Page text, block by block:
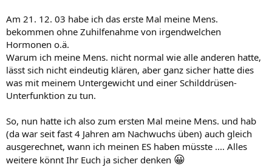
Am 21. 12. 03 habe ich das erste Mal meine Mens.
bekommen ohne Zuhilfenahme von irgendwelchen
Hormonen o.ä.
Warum ich meine Mens. nicht normal wie alle anderen hatte,
lässt sich nicht eindeutig klären, aber ganz sicher hatte dies
was mit meinem Untergewicht und einer Schilddrüsen-
Unterfunktion zu tun.
So, nun hatte ich also zum ersten Mal meine Mens. und hab
(da war seit fast 4 Jahren am Nachwuchs üben) auch gleich
ausgerechnet, wann ich meinen ES haben müsste .... Alles
weitere könnt Ihr Euch ja sicher denken 😀